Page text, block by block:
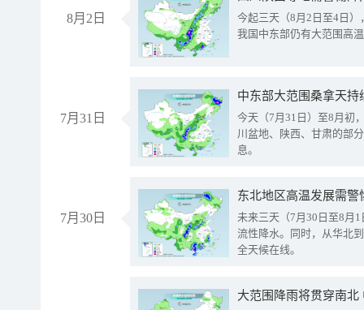
8月2日
今起三天（8月2日至4日
我国中东部仍有大范围高
7月31日
中东部大范围桑拿天
今天（7月31日）至8月初
川盆地、陕西、甘肃的部
息。
7月30日
东北地区高温发展需
未来三天（7月30日至8月
流性降水。同时，从华北
全天候在线。
大范围降雨将贯穿南